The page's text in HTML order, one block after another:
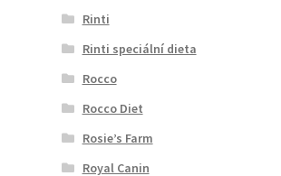
Rinti
Rinti speciální dieta
Rocco
Rocco Diet
Rosie’s Farm
Royal Canin